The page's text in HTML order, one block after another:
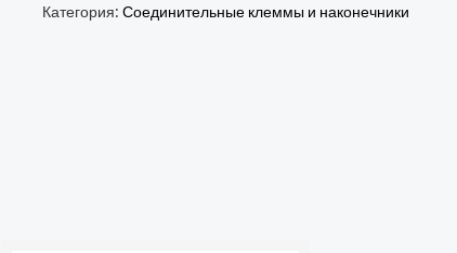
Категория: Соединительные клеммы и наконечники